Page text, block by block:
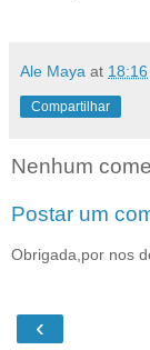
Ale Maya at 18:16
Compartilhar
Nenhum
Postar um
Obrigada,por nos
‹